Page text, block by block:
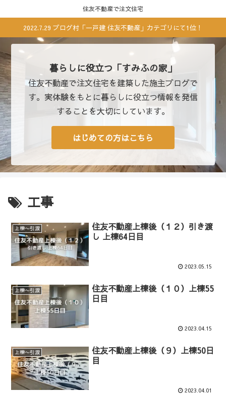
住友不動産で注文住宅
2022.7.29 ブログ村「一戸建 住友不動産」カテゴリにて1位！
暮らしに役立つ「すみふの家」
住友不動産で注文住宅を建築した施主ブログで
す。実体験をもとに暮らしに役立つ情報を発信
することを大切にしています。
はじめての方はこちら
工事
上棟〜引渡
住友不動産上棟後（１２）引き渡
し 上棟64日目
2023.05.15
上棟〜引渡
住友不動産上棟後（１０）上棟55
日目
2023.04.15
上棟〜引渡
住友不動産上棟後（９）上棟50日
目
2023.04.01